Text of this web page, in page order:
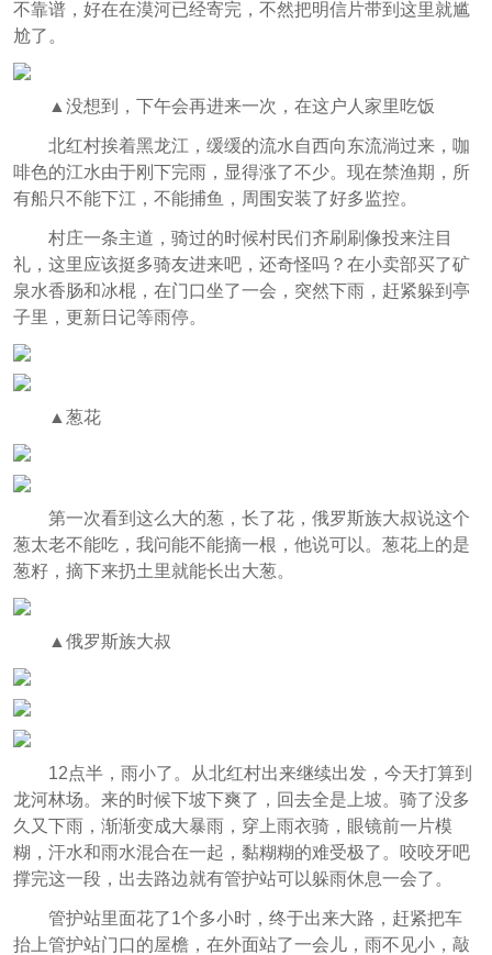
不靠谱，好在在漠河已经寄完，不然把明信片带到这里就尴
尬了。
▲没想到，下午会再进来一次，在这户人家里吃饭
北红村挨着黑龙江，缓缓的流水自西向东流淌过来，咖
啡色的江水由于刚下完雨，显得涨了不少。现在禁渔期，所
有船只不能下江，不能捕鱼，周围安装了好多监控。
村庄一条主道，骑过的时候村民们齐刷刷像投来注目
礼，这里应该挺多骑友进来吧，还奇怪吗？在小卖部买了矿
泉水香肠和冰棍，在门口坐了一会，突然下雨，赶紧躲到亭
子里，更新日记等雨停。
▲葱花
第一次看到这么大的葱，长了花，俄罗斯族大叔说这个
葱太老不能吃，我问能不能摘一根，他说可以。葱花上的是
葱籽，摘下来扔土里就能长出大葱。
▲俄罗斯族大叔
12点半，雨小了。从北红村出来继续出发，今天打算到
龙河林场。来的时候下坡下爽了，回去全是上坡。骑了没多
久又下雨，渐渐变成大暴雨，穿上雨衣骑，眼镜前一片模
糊，汗水和雨水混合在一起，黏糊糊的难受极了。咬咬牙吧
撑完这一段，出去路边就有管护站可以躲雨休息一会了。
管护站里面花了1个多小时，终于出来大路，赶紧把车
抬上管护站门口的屋檐，在外面站了一会儿，雨不见小，敲